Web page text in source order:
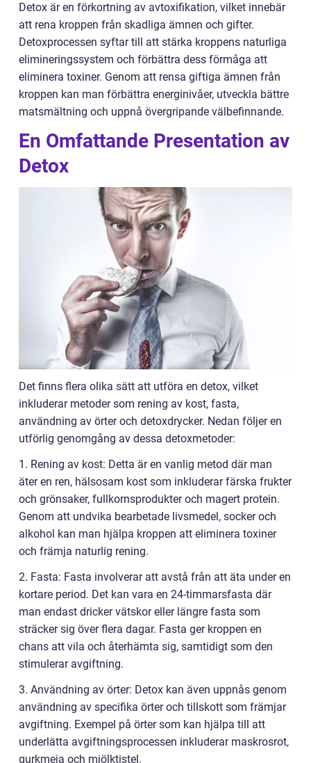
Detox är en förkortning av avtoxifikation, vilket innebär
att rena kroppen från skadliga ämnen och gifter.
Detoxprocessen syftar till att stärka kroppens naturliga
elimineringssystem och förbättra dess förmåga att
eliminera toxiner. Genom att rensa giftiga ämnen från
kroppen kan man förbättra energinivåer, utveckla bättre
matsmältning och uppnå övergripande välbefinnande.
En Omfattande Presentation av
Detox
Det finns flera olika sätt att utföra en detox, vilket
inkluderar metoder som rening av kost, fasta,
användning av örter och detoxdrycker. Nedan följer en
utförlig genomgång av dessa detoxmetoder:
1. Rening av kost: Detta är en vanlig metod där man
äter en ren, hälsosam kost som inkluderar färska frukter
och grönsaker, fullkornsprodukter och magert protein.
Genom att undvika bearbetade livsmedel, socker och
alkohol kan man hjälpa kroppen att eliminera toxiner
och främja naturlig rening.
2. Fasta: Fasta involverar att avstå från att äta under en
kortare period. Det kan vara en 24-timmarsfasta där
man endast dricker vätskor eller längre fasta som
sträcker sig över flera dagar. Fasta ger kroppen en
chans att vila och återhämta sig, samtidigt som den
stimulerar avgiftning.
3. Användning av örter: Detox kan även uppnås genom
användning av specifika örter och tillskott som främjar
avgiftning. Exempel på örter som kan hjälpa till att
underlätta avgiftningsprocessen inkluderar maskrosrot,
gurkmeja och mjölktistel.